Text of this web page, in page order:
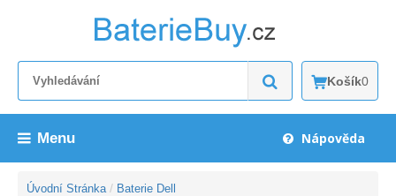
Košík0
Menu Nápověda
Úvodní Stránka Baterie Dell